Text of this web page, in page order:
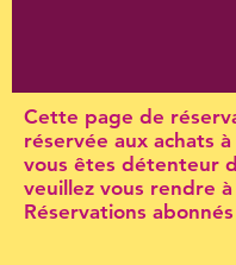
Cette page de
réservée aux achats
vous êtes détenteur
veuillez vous rendre
Réservations